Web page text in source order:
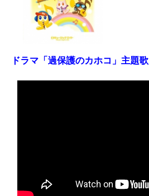
ドラマ「過保護のカホコ」主題歌